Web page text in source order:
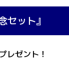
セット』
レゼント！